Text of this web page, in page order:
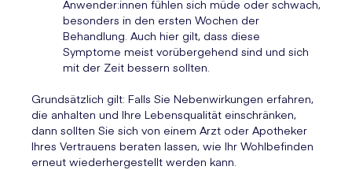
Anwender:innen fühlen sich müde oder schwach,
besonders in den ersten Wochen der
Behandlung. Auch hier gilt, dass diese
Symptome meist vorübergehend sind und sich
mit der Zeit bessern sollten.
Grundsätzlich gilt: Falls Sie Nebenwirkungen erfahren,
die anhalten und Ihre Lebensqualität einschränken,
dann sollten Sie sich von einem Arzt oder Apotheker
Ihres Vertrauens beraten lassen, wie Ihr Wohlbefinden
erneut wiederhergestellt werden kann.